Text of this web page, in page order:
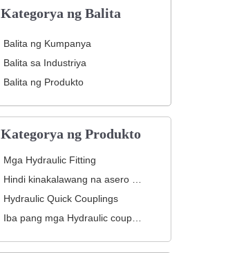
Kategorya ng Balita
Balita ng Kumpanya
Balita sa Industriya
Balita ng Produkto
Kategorya ng Produkto
Mga Hydraulic Fitting
Hydraulic Quick Couplings